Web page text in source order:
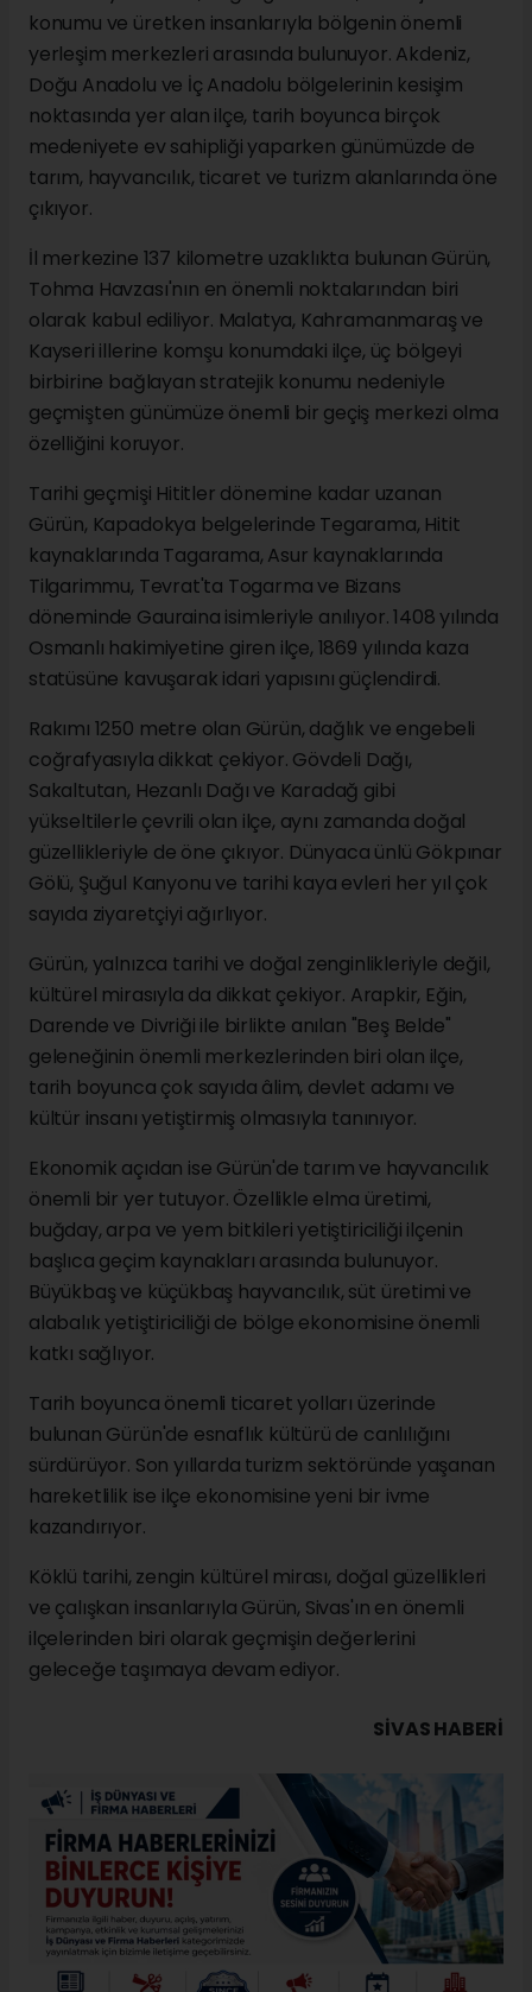
konumu ve üretken insanlarıyla bölgenin önemli
yerleşim merkezleri arasında bulunuyor. Akdeniz,
Doğu Anadolu ve İç Anadolu bölgelerinin kesişim
noktasında yer alan ilçe, tarih boyunca birçok
medeniyete ev sahipliği yaparken günümüzde de
tarım, hayvancılık, ticaret ve turizm alanlarında öne
çıkıyor.
İl merkezine 137 kilometre uzaklıkta bulunan Gürün,
Tohma Havzası'nın en önemli noktalarından biri
olarak kabul ediliyor. Malatya, Kahramanmaraş ve
Kayseri illerine komşu konumdaki ilçe, üç bölgeyi
birbirine bağlayan stratejik konumu nedeniyle
geçmişten günümüze önemli bir geçiş merkezi olma
özelliğini koruyor.
Tarihi geçmişi Hititler dönemine kadar uzanan
Gürün, Kapadokya belgelerinde Tegarama, Hitit
kaynaklarında Tagarama, Asur kaynaklarında
Tilgarimmu, Tevrat'ta Togarma ve Bizans
döneminde Gauraina isimleriyle anılıyor. 1408 yılında
Osmanlı hakimiyetine giren ilçe, 1869 yılında kaza
statüsüne kavuşarak idari yapısını güçlendirdi.
Rakımı 1250 metre olan Gürün, dağlık ve engebeli
coğrafyasıyla dikkat çekiyor. Gövdeli Dağı,
Sakaltutan, Hezanlı Dağı ve Karadağ gibi
yükseltilerle çevrili olan ilçe, aynı zamanda doğal
güzellikleriyle de öne çıkıyor. Dünyaca ünlü Gökpınar
Gölü, Şuğul Kanyonu ve tarihi kaya evleri her yıl çok
sayıda ziyaretçiyi ağırlıyor.
Gürün, yalnızca tarihi ve doğal zenginlikleriyle değil,
kültürel mirasıyla da dikkat çekiyor. Arapkir, Eğin,
Darende ve Divriği ile birlikte anılan "Beş Belde"
geleneğinin önemli merkezlerinden biri olan ilçe,
tarih boyunca çok sayıda âlim, devlet adamı ve
kültür insanı yetiştirmiş olmasıyla tanınıyor.
Ekonomik açıdan ise Gürün'de tarım ve hayvancılık
önemli bir yer tutuyor. Özellikle elma üretimi,
buğday, arpa ve yem bitkileri yetiştiriciliği ilçenin
başlıca geçim kaynakları arasında bulunuyor.
Büyükbaş ve küçükbaş hayvancılık, süt üretimi ve
alabalık yetiştiriciliği de bölge ekonomisine önemli
katkı sağlıyor.
Tarih boyunca önemli ticaret yolları üzerinde
bulunan Gürün'de esnaflık kültürü de canlılığını
sürdürüyor. Son yıllarda turizm sektöründe yaşanan
hareketlilik ise ilçe ekonomisine yeni bir ivme
kazandırıyor.
Köklü tarihi, zengin kültürel mirası, doğal güzellikleri
ve çalışkan insanlarıyla Gürün, Sivas'ın en önemli
ilçelerinden biri olarak geçmişin değerlerini
geleceğe taşımaya devam ediyor.
SIVAS HABERİ